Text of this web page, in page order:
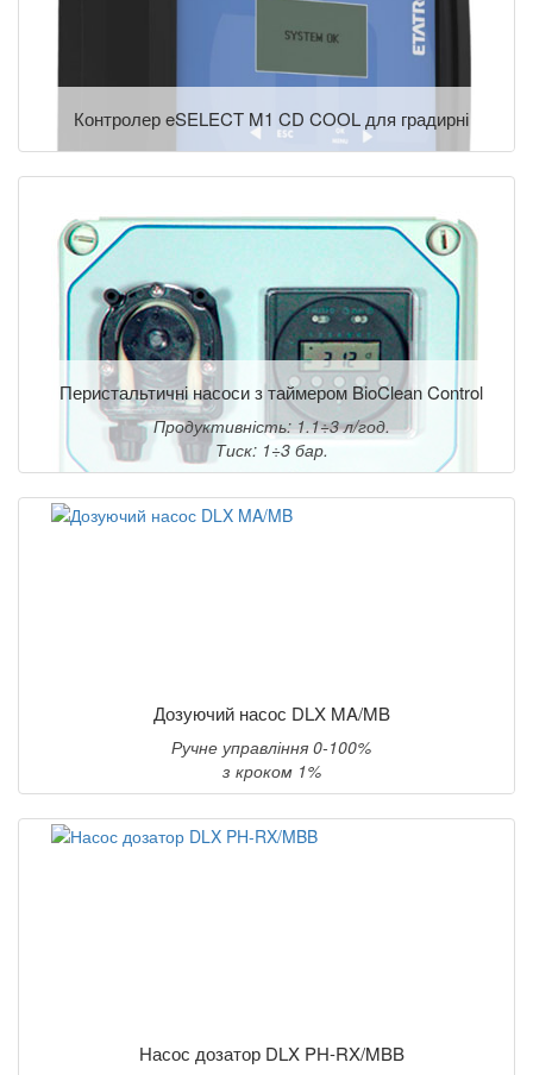
Контролер eSELECT M1 CD COOL для градирні
Перистальтичні насоси з таймером BioClean Control
Продуктивність: 1.1÷3 л/год.
Тиск: 1÷3 бар.
Дозуючий насос DLX MA/MB
Ручне управління 0-100%
з кроком 1%
Насос дозатор DLX PH-RX/MBB